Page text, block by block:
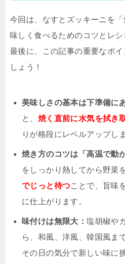
今回は、なすとズッキーニを
味しく食べるためのコツとレシ
最後に、この記事の重要なポ
しょう！
美味しさの基本は下準備に
と、 焼く直前に水気を拭き
りが格段にレベルアップし
焼き方のコツは「高温で動
をしっかり熱してから野菜
でじっと待つことで、旨味
に仕上がります。
味付けは無限大：塩胡椒や
ら、和風、洋風、韓国風ま
その日の気分で新しい味に